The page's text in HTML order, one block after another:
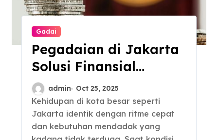
Gadai
Pegadaian di Jakarta
Solusi Finansial
dengan Jaminan
Aman
admin Oct 25, 2025
Kehidupan di kota besar seperti
Jakarta identik dengan ritme cepat
dan kebutuhan mendadak yang